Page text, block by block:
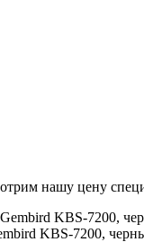
нашу цену
KBS-7200,